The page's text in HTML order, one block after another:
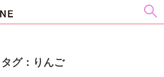
タグ：りんご